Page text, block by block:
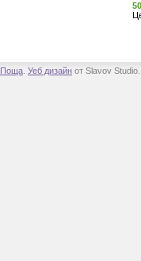
Поща Уеб дизайн от Slavov Studio.